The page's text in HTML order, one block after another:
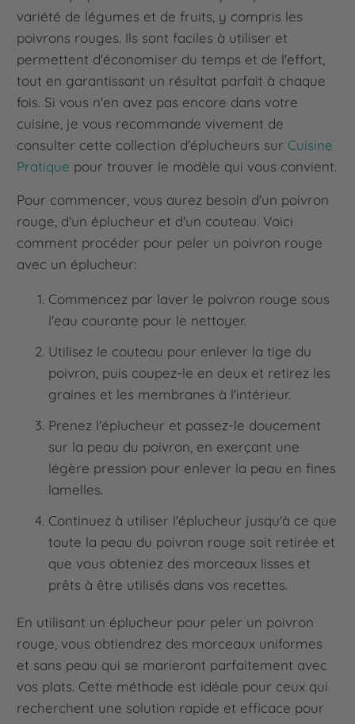
variété de légumes et de fruits, y compris les
poivrons rouges. Ils sont faciles à utiliser et
permettent d'économiser du temps et de l'effort,
tout en garantissant un résultat parfait à chaque
fois. Si vous n'en avez pas encore dans votre
cuisine, je vous recommande vivement de
consulter cette collection d'éplucheurs sur Cuisine
Pratique pour trouver le modèle qui vous convient.
Pour commencer, vous aurez besoin d'un poivron
rouge, d'un éplucheur et d'un couteau. Voici
comment procéder pour peler un poivron rouge
avec un éplucheur:
Commencez par laver le poivron rouge sous
l'eau courante pour le nettoyer.
Utilisez le couteau pour enlever la tige du
poivron, puis coupez-le en deux et retirez les
graines et les membranes à l'intérieur.
Prenez l'éplucheur et passez-le doucement
sur la peau du poivron, en exerçant une
légère pression pour enlever la peau en fines
lamelles.
Continuez à utiliser l'éplucheur jusqu'à ce que
toute la peau du poivron rouge soit retirée et
que vous obteniez des morceaux lisses et
prêts à être utilisés dans vos recettes.
En utilisant un éplucheur pour peler un poivron
rouge, vous obtiendrez des morceaux uniformes
et sans peau qui se marieront parfaitement avec
vos plats. Cette méthode est idéale pour ceux qui
recherchent une solution rapide et efficace pour